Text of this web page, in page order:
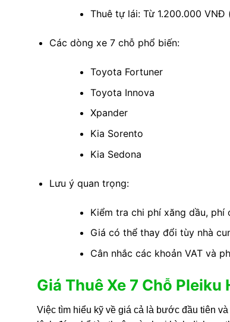
Thuê tự lái: Từ 1.200.000 VNĐ
Các dòng xe 7 chỗ phổ biến:
Toyota Fortuner
Toyota Innova
Xpander
Kia Sorento
Kia Sedona
Lưu ý quan trọng:
Kiểm tra chi phí xăng dầu,
Giá có thể thay đổi tùy nhà
Cân nhắc các khoản VAT và
Giá Thuê Xe 7 Chỗ Pleiku
Việc tìm hiểu kỹ về giá cả là bước đầu tiên